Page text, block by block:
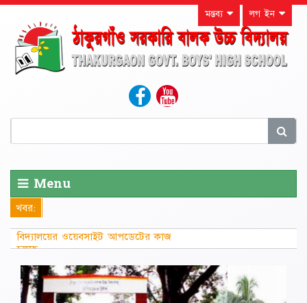
মন্তব্য লগ ইন
Menu
খবর:
বিদ্যালয়ের ওয়েবসাইট আপডেটের কাজ
চলছে...............